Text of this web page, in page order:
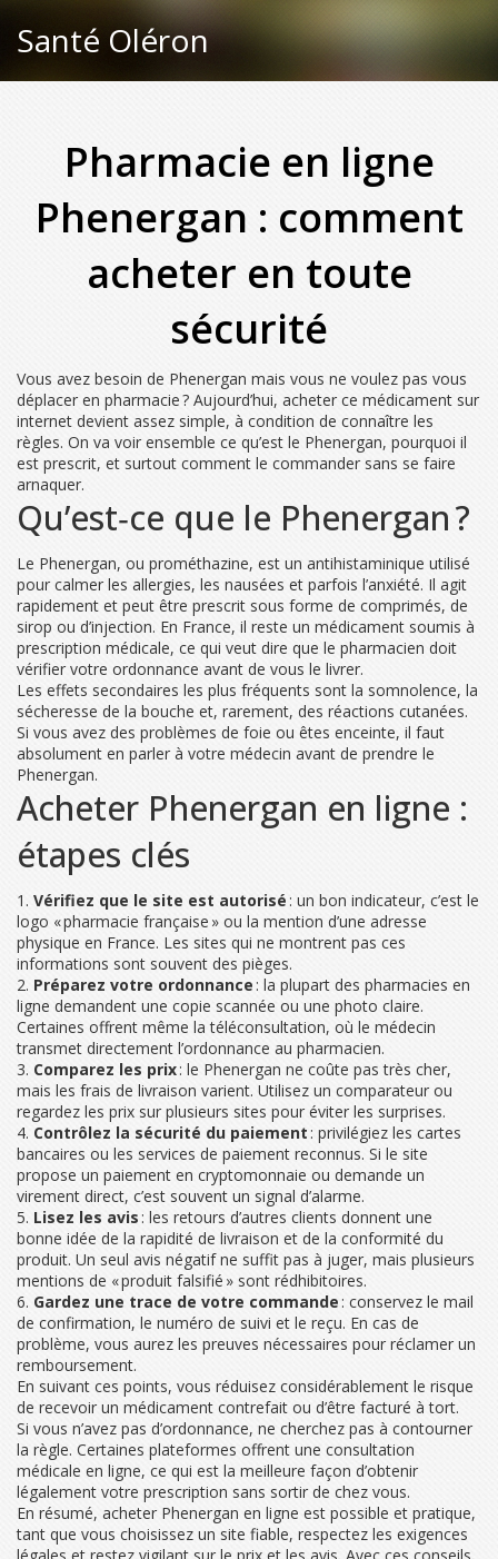
Santé Oléron
Pharmacie en ligne
Phenergan : comment
acheter en toute
sécurité
Vous avez besoin de Phenergan mais vous ne voulez pas vous
déplacer en pharmacie ? Aujourd’hui, acheter ce médicament sur
internet devient assez simple, à condition de connaître les
règles. On va voir ensemble ce qu’est le Phenergan, pourquoi il
est prescrit, et surtout comment le commander sans se faire
arnaquer.
Qu’est‑ce que le Phenergan ?
Le Phenergan, ou prométhazine, est un antihistaminique utilisé
pour calmer les allergies, les nausées et parfois l’anxiété. Il agit
rapidement et peut être prescrit sous forme de comprimés, de
sirop ou d’injection. En France, il reste un médicament soumis à
prescription médicale, ce qui veut dire que le pharmacien doit
vérifier votre ordonnance avant de vous le livrer.
Les effets secondaires les plus fréquents sont la somnolence, la
sécheresse de la bouche et, rarement, des réactions cutanées.
Si vous avez des problèmes de foie ou êtes enceinte, il faut
absolument en parler à votre médecin avant de prendre le
Phenergan.
Acheter Phenergan en ligne :
étapes clés
1. Vérifiez que le site est autorisé : un bon indicateur, c’est le
logo « pharmacie française » ou la mention d’une adresse
physique en France. Les sites qui ne montrent pas ces
informations sont souvent des pièges.
2. Préparez votre ordonnance : la plupart des pharmacies en
ligne demandent une copie scannée ou une photo claire.
Certaines offrent même la téléconsultation, où le médecin
transmet directement l’ordonnance au pharmacien.
3. Comparez les prix: le Phenergan ne coûte pas très cher,
mais les frais de livraison varient. Utilisez un comparateur ou
regardez les prix sur plusieurs sites pour éviter les surprises.
4. Contrôlez la sécurité du paiement: privilégiez les cartes
bancaires ou les services de paiement reconnus. Si le site
propose un paiement en cryptomonnaie ou demande un
virement direct, c’est souvent un signal d’alarme.
5. Lisez les avis: les retours d’autres clients donnent une
bonne idée de la rapidité de livraison et de la conformité du
produit. Un seul avis négatif ne suffit pas à juger, mais plusieurs
mentions de « produit falsifié » sont rédhibitoires.
6. Gardez une trace de votre commande : conservez le mail
de confirmation, le numéro de suivi et le reçu. En cas de
problème, vous aurez les preuves nécessaires pour réclamer un
remboursement.
En suivant ces points, vous réduisez considérablement le risque
de recevoir un médicament contrefait ou d’être facturé à tort.
Si vous n’avez pas d’ordonnance, ne cherchez pas à contourner
la règle. Certaines plateformes offrent une consultation
médicale en ligne, ce qui est la meilleure façon d’obtenir
légalement votre prescription sans sortir de chez vous.
En résumé, acheter Phenergan en ligne est possible et pratique,
tant que vous choisissez un site fiable, respectez les exigences